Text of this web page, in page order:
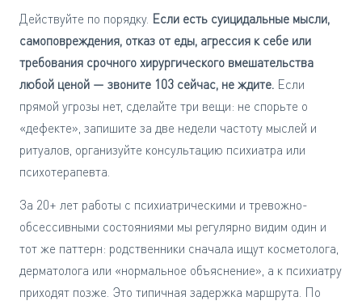
Действуйте по порядку. Если есть суицидальные мысли,
самоповреждения, отказ от еды, агрессия к себе или
требования срочного хирургического вмешательства
любой ценой — звоните 103 сейчас, не ждите. Если
прямой угрозы нет, сделайте три вещи: не спорьте о
«дефекте», запишите за две недели частоту мыслей и
ритуалов, организуйте консультацию психиатра или
психотерапевта.
За 20+ лет работы с психиатрическими и тревожно-
обсессивными состояниями мы регулярно видим один и
тот же паттерн: родственники сначала ищут косметолога,
дерматолога или «нормальное объяснение», а к психиатру
приходят позже. Это типичная задержка маршрута. По